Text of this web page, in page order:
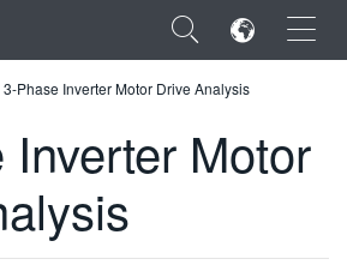
×
3-Phase Inverter Motor Drive Analysis
Motor